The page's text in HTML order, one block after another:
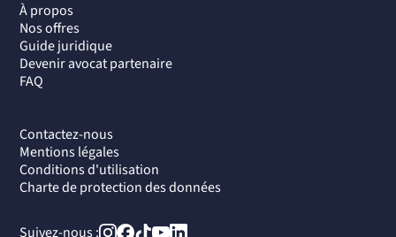
À propos
Nos offres
Guide juridique
Devenir avocat partenaire
FAQ
Contactez-nous
Mentions légales
Conditions d'utilisation
Charte de protection des données
Suivez-nous :